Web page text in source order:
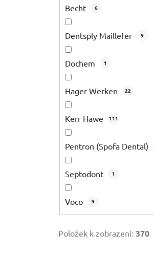
Becht 6
Dentsply Maillefer 9
Dochem 1
Hager Werken 22
Kerr Hawe 111
Pentron (Spofa Dental)
Septodont 1
Voco 9
Položek k zobrazení: 370